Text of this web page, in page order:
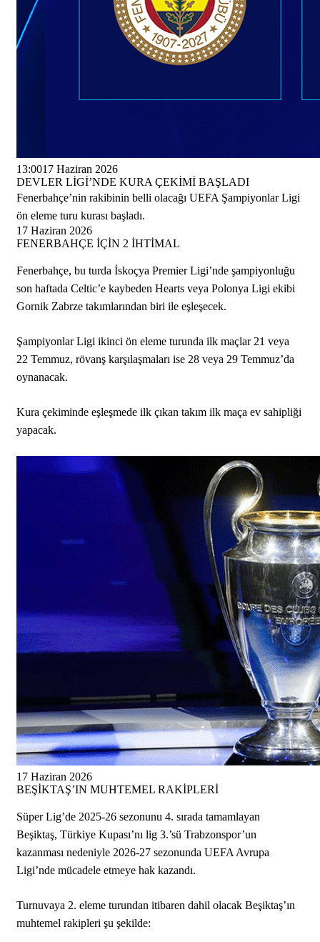
13:0017 Haziran 2026
DEVLER LİGİ’NDE KURA ÇEKİMİ BAŞLADI
Fenerbahçe’nin rakibinin belli olacağı UEFA Şampiyonlar Ligi
ön eleme turu kurası başladı.
17 Haziran 2026
FENERBAHÇE İÇİN 2 İHTİMAL
Fenerbahçe, bu turda İskoçya Premier Ligi’nde şampiyonluğu
son haftada Celtic’e kaybeden Hearts veya Polonya Ligi ekibi
Gornik Zabrze takımlarından biri ile eşleşecek.
Şampiyonlar Ligi ikinci ön eleme turunda ilk maçlar 21 veya
22 Temmuz, rövanş karşılaşmaları ise 28 veya 29 Temmuz’da
oynanacak.
Kura çekiminde eşleşmede ilk çıkan takım ilk maça ev sahipliği
yapacak.
17 Haziran 2026
BEŞİKTAŞ’IN MUHTEMEL RAKİPLERİ
Süper Lig’de 2025-26 sezonunu 4. sırada tamamlayan
Beşiktaş, Türkiye Kupası’nı lig 3.’sü Trabzonspor’un
kazanması nedeniyle 2026-27 sezonunda UEFA Avrupa
Ligi’nde mücadele etmeye hak kazandı.
Turnuvaya 2. eleme turundan itibaren dahil olacak Beşiktaş’ın
muhtemel rakipleri şu şekilde: